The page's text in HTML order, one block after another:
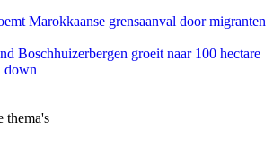
Marokkaanse grensaanval door migranten
Boschhuizerbergen groeit naar 100 hectare
down
thema's